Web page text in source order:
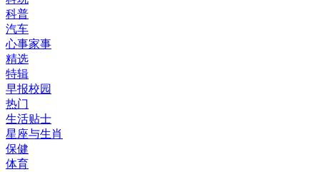
科普
汽车
心事家事
精选
特辑
早报校园
热门
生活贴士
星座与生肖
保健
体育